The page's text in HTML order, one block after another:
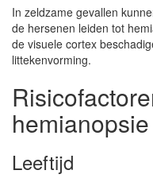
In zeldzame gevallen
de hersenen leiden tot
de visuele cortex
littekenvorming.
hemianopsie
Leeftijd